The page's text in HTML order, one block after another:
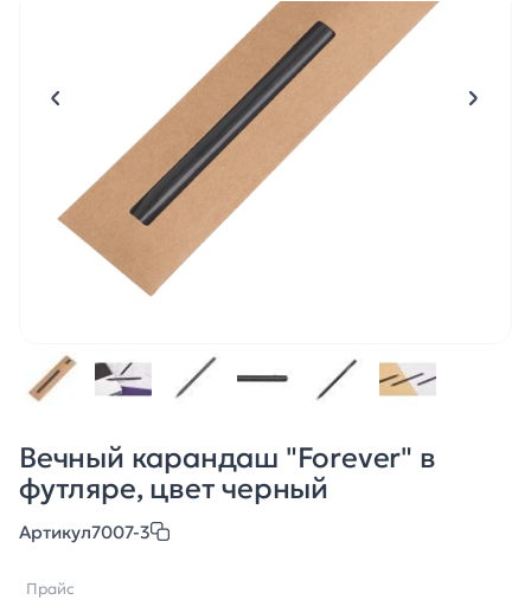
Вечный карандаш "Forever" в
футляре, цвет черный
Артикул7007-3
Прайс